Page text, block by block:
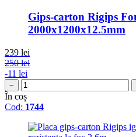
Gips-carton Rigips
2000x1200x12.5mm
239 lei
250 lei
-11 lei
−
În coș
Cod: 1744